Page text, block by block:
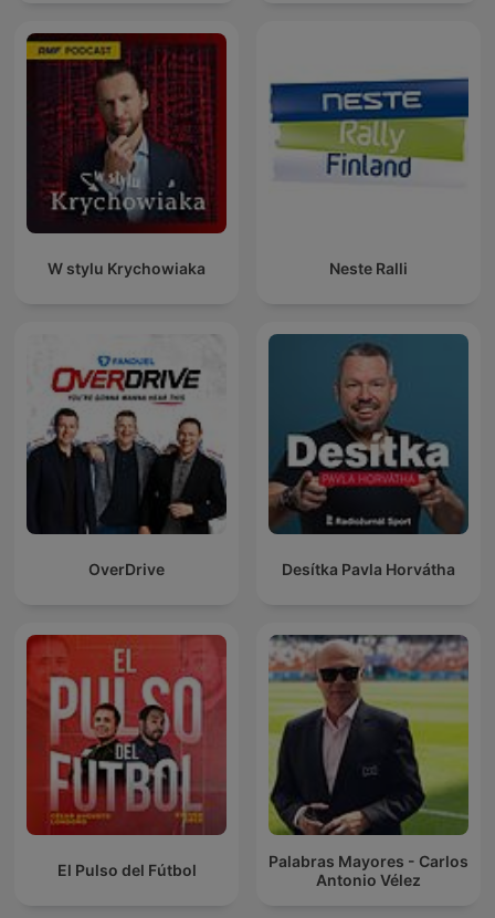
W stylu Krychowiaka Neste Ralli
OverDrive Desítka Pavla Horvátha
El Pulso del Fútbol
Palabras Mayores - Carlos
Antonio Vélez